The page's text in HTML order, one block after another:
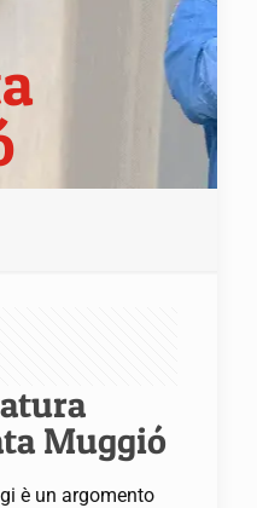
Muggió
è un argomento